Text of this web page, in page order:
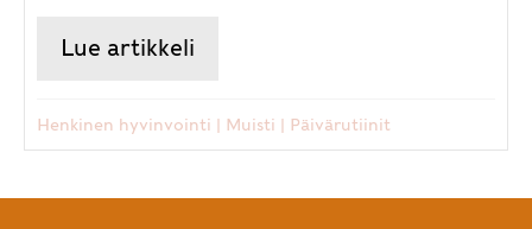
Lue artikkeli
Henkinen hyvinvointi | Muisti | Päivärutiinit